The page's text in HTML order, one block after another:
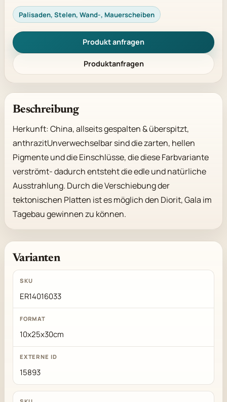
Palisaden, Stelen, Wand-, Mauerscheiben
Produkt anfragen
Produktanfragen
Beschreibung
Herkunft: China, allseits gespalten & überspitzt,
anthrazitUnverwechselbar sind die zarten, hellen
Pigmente und die Einschlüsse, die diese Farbvariante
verströmt- dadurch entsteht die edle und natürliche
Ausstrahlung. Durch die Verschiebung der
tektonischen Platten ist es möglich den Diorit, Gala im
Tagebau gewinnen zu können.
Varianten
ER14016033
10x25x30cm
15893